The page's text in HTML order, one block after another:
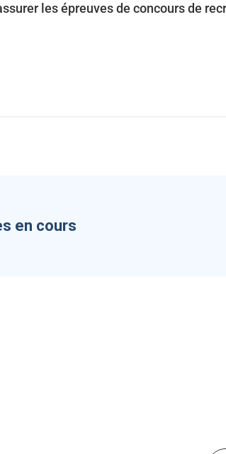
les épreuves de concours de
en cours